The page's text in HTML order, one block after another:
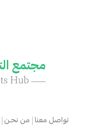
تواصل معنا من نحـن